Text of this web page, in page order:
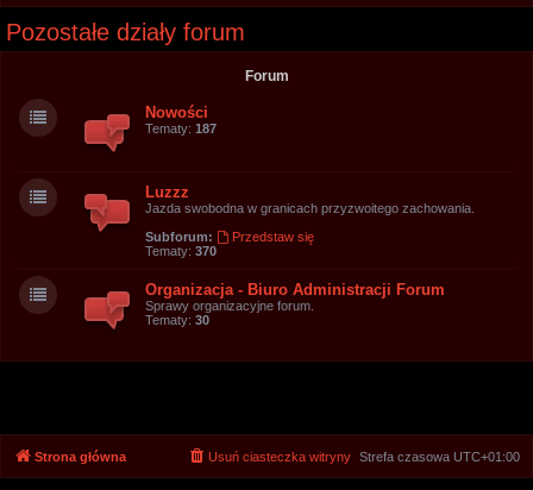
Pozostałe działy forum
Forum
Nowości
Tematy: 187
Luzzz
Jazda swobodna w granicach przyzwoitego zachowania.
Subforum:
Przedstaw się
Tematy: 370
Organizacja - Biuro Administracji Forum
Sprawy organizacyjne forum.
Tematy: 30
Strona główna Strefa czasowa UTC+01:00
Usuń ciasteczka witryny